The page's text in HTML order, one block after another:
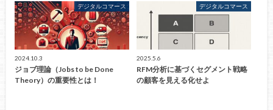
デジタルコマース
2024.10.3
ジョブ理論（Jobs to be Done
Theory）の重要性とは！
デジタルコマース
2025.5.6
RFM分析に基づくセグメント戦略
の顧客を見える化せよ